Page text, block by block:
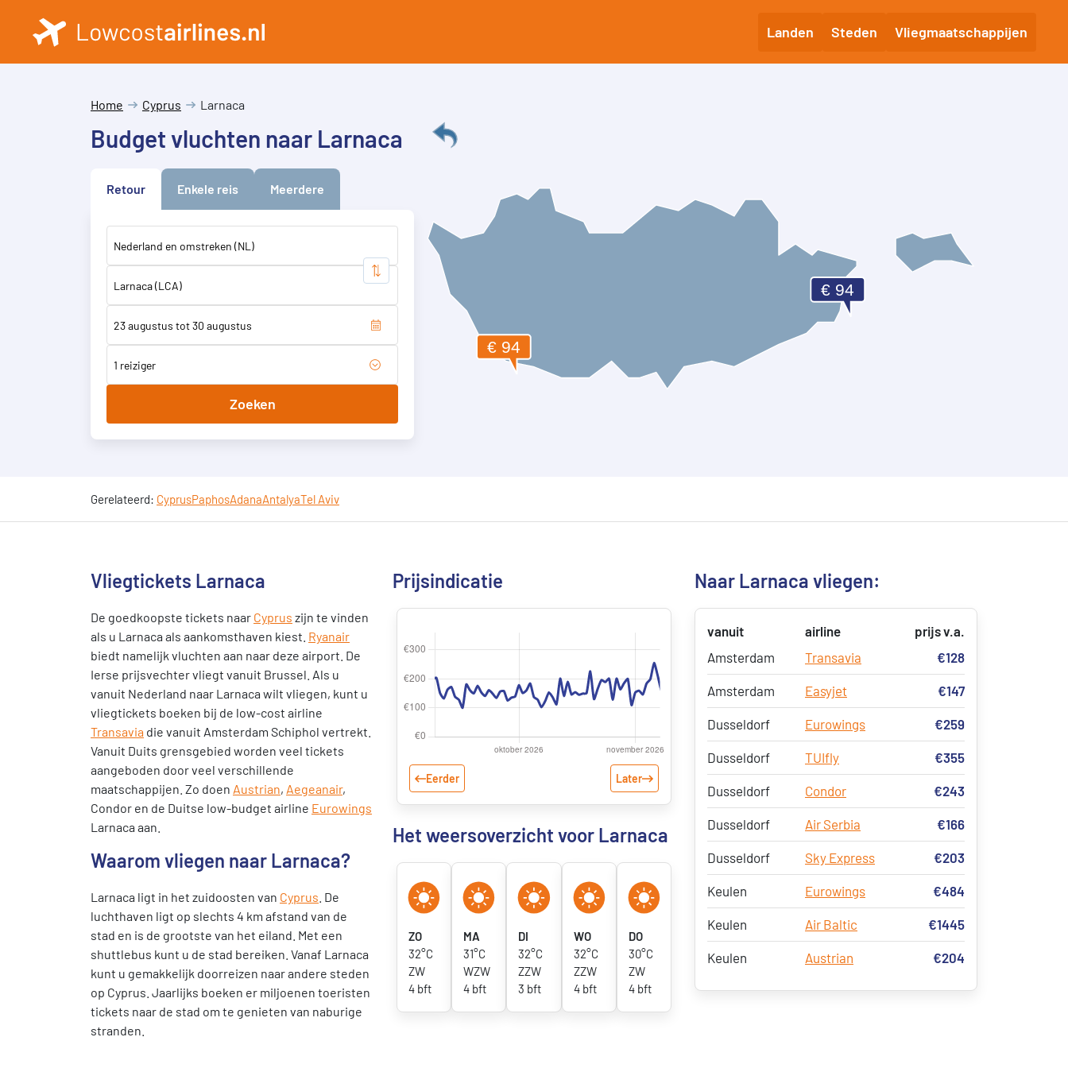
Landen Steden Vliegmaatschappijen
Home Cyprus Larnaca
Budget vluchten naar Larnaca
Retour Enkele reis Meerdere
1 reiziger
Zoeken
Gerelateerd: CyprusPaphosAdanaAntalyaTel Aviv
Vliegtickets Larnaca
De goedkoopste tickets naar Cyprus zijn te vinden
als u Larnaca als aankomsthaven kiest. Ryanair
biedt namelijk vluchten aan naar deze airport. De
Ierse prijsvechter vliegt vanuit Brussel. Als u
vanuit Nederland naar Larnaca wilt vliegen, kunt u
vliegtickets boeken bij de low-cost airline
Transavia die vanuit Amsterdam Schiphol vertrekt.
Vanuit Duits grensgebied worden veel tickets
aangeboden door veel verschillende
maatschappijen. Zo doen Austrian, Aegeanair,
Condor en de Duitse low-budget airline Eurowings
Larnaca aan.
Waarom vliegen naar Larnaca?
Larnaca ligt in het zuidoosten van Cyprus . De
luchthaven ligt op slechts 4 km afstand van de
stad en is de grootste van het eiland. Met een
shuttlebus kunt u de stad bereiken. Vanaf Larnaca
kunt u gemakkelijk doorreizen naar andere steden
op Cyprus. Jaarlijks boeken er miljoenen toeristen
tickets naar de stad om te genieten van naburige
stranden.
Prijsindicatie
Eerder Later
Het weersoverzicht voor Larnaca
ZO
32°C
ZW
4 bft
MA
31°C
WZW
4 bft
DI
32°C
ZZW
3 bft
WO
32°C
ZZW
4 bft
DO
30°C
ZW
4 bft
Naar Larnaca vliegen:
vanuit airline
prijs v.a.
Amsterdam
Transavia €128
Amsterdam Easyjet €147
Dusseldorf Eurowings €259
Dusseldorf TUIfly €355
Dusseldorf Condor €243
Dusseldorf Air Serbia €166
Dusseldorf Sky Express €203
Keulen Eurowings €484
Keulen Air Baltic €1445
Keulen Austrian €204